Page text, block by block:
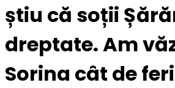
știu că soții
dreptate. Am
Sorina cât de